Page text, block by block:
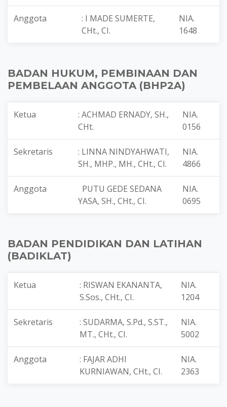
Anggota
: I MADE SUMERTE,
CHt., CI.
NIA.
1648
BADAN HUKUM, PEMBINAAN DAN
PEMBELAAN ANGGOTA (BHP2A)
Ketua
: ACHMAD ERNADY, SH.,
CHt.
NIA.
0156
Sekretaris
: LINNA NINDYAHWATI,
SH., MHP., MH., CHt., CI.
NIA.
4866
Anggota
PUTU GEDE SEDANA
YASA, SH., CHt., CI.
NIA.
0695
BADAN PENDIDIKAN DAN LATIHAN
(BADIKLAT)
Ketua
: RISWAN EKANANTA,
S.Sos., CHt., CI.
NIA.
1204
Sekretaris
: SUDARMA, S.Pd., S.ST.,
MT., CHt., CI.
NIA.
5002
Anggota
: FAJAR ADHI
KURNIAWAN, CHt., CI.
NIA.
2363